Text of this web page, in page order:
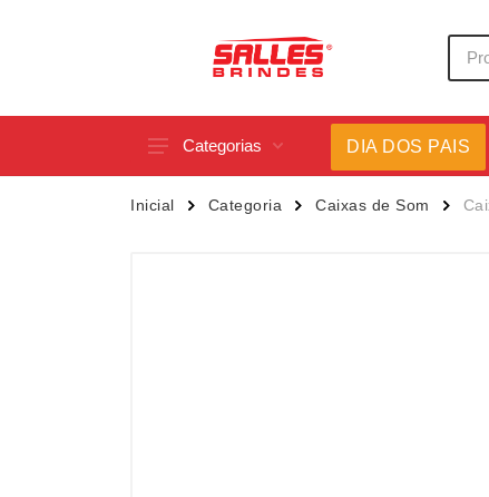
Categorias
Acessórios p/ Celular
DIA DOS PAIS
Inicial Categoria Caixas de Som